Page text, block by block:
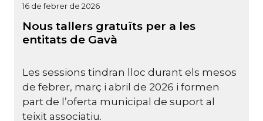
16 de febrer de 2026
Nous tallers gratuïts per a les
entitats de Gavà
Les sessions tindran lloc durant els mesos
de febrer, març i abril de 2026 i formen
part de l’oferta municipal de suport al
teixit associatiu.